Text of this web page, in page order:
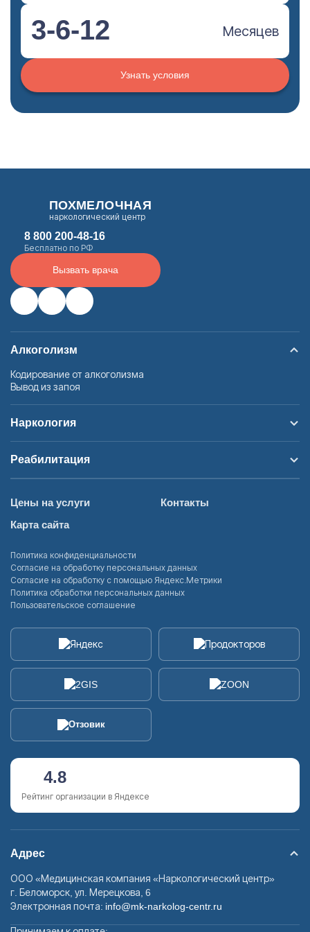
3-6-12 Месяцев
Узнать условия
ПОХМЕЛОЧНАЯ
наркологический центр
8 800 200-48-16
Бесплатно по РФ
Вызвать врача
Алкоголизм
Кодирование от алкоголизма
Вывод из запоя
Наркология
Реабилитация
Цены на услуги
Контакты
Карта сайта
Политика конфиденциальности
Согласие на обработку персональных данных
Согласие на обработку с помощью Яндекс.Метрики
Политика обработки персональных данных
Пользовательское соглашение
4.8
Рейтинг организации в Яндексе
Адрес
ООО «Медицинская компания «Наркологический центр»
г. Беломорск, ул. Мерецкова, 6
Электронная почта: info@mk-narkolog-centr.ru